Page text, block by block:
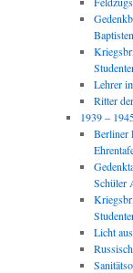
Lehrer
Ritter
1939 –
Berliner
Schüler
Licht